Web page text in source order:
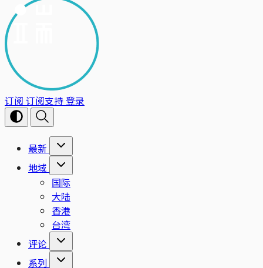
订阅 订阅支持登录
最新
地域
国际
大陆
香港
台湾
评论
系列